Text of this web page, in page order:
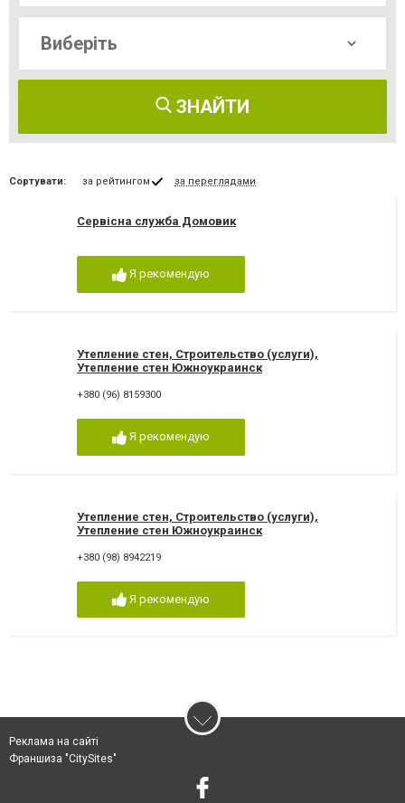
ЗНАЙТИ
Сортувати: за рейтингом за переглядами
Сервісна служба Домовик
Я рекомендую
Утепление стен, Строительство (услуги),
Утепление стен Южноукраинск
+380 (96) 8159300
Я рекомендую
Утепление стен, Строительство (услуги),
Утепление стен Южноукраинск
+380 (98) 8942219
Я рекомендую
Реклама на сайті
Франшиза "CitySites"